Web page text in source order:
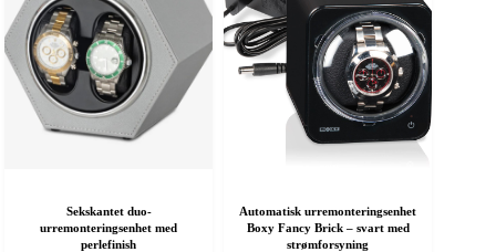
Sekskantet duo-
urremonteringsenhet med
perlefinish
Automatisk urremonteringsenhet
Boxy Fancy Brick – svart med
strømforsyning